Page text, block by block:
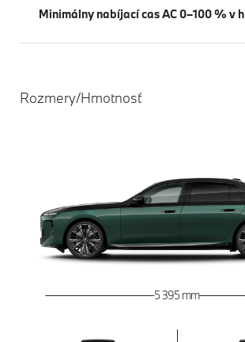
Minimálny nabíjací cas AC 0–100 % v h
Rozmery/Hmotnosť
5 395 mm